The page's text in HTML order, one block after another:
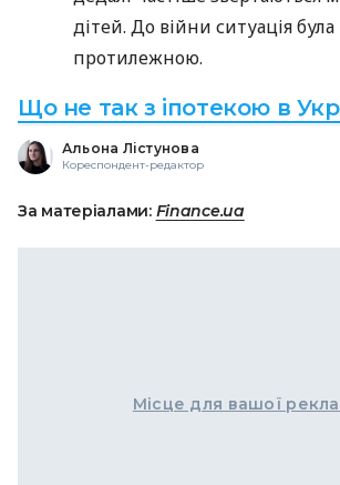
дітей. До війни ситуація була
протилежною.
Що не так з іпотекою в
Альона Лістунова
Кореспондент-редактор
За матеріалами: Finance.ua
Місце для вашої